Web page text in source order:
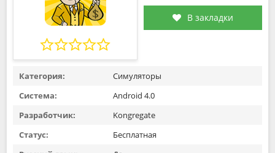
В закладки
Категория:
Симуляторы
Система:
Android 4.0
Разработчик:
Kongregate
Статус:
Бесплатная